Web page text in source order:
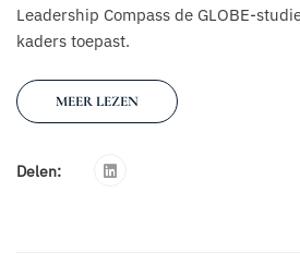
Leadership Compass de GLOBE-
kaders toepast.
MEER LEZEN
Delen: